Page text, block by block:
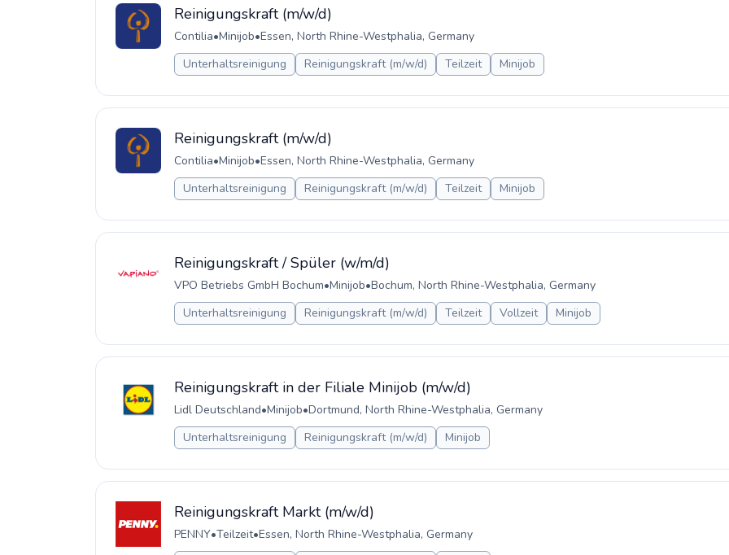
Reinigungskraft (m/w/d)
Contilia•Minijob•Essen, North Rhine-Westphalia, Germany
Unterhaltsreinigung
Reinigungskraft (m/w/d) Teilzeit Minijob
Reinigungskraft (m/w/d)
Contilia•Minijob•Essen, North Rhine-Westphalia, Germany
Unterhaltsreinigung
Reinigungskraft (m/w/d) Teilzeit Minijob
Reinigungskraft / Spüler (w/m/d)
VPO Betriebs GmbH Bochum•Minijob•Bochum, North Rhine-Westphalia, Germany
Unterhaltsreinigung
Reinigungskraft (m/w/d) Teilzeit Vollzeit Minijob
Reinigungskraft in der Filiale Minijob (m/w/d)
Lidl Deutschland•Minijob•Dortmund, North Rhine-Westphalia, Germany
Unterhaltsreinigung
Reinigungskraft (m/w/d) Minijob
Reinigungskraft Markt (m/w/d)
PENNY•Teilzeit•Essen, North Rhine-Westphalia, Germany